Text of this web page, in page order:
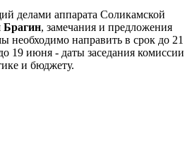
делами аппарата Соликамской
Брагин, замечания и предложения
необходимо направить в срок до 21
19 июня - даты заседания комиссии
и бюджету.